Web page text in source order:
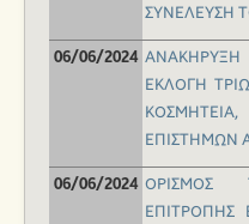
ΣΥΝΕΛΕΥΣΗ
06/06/2024
ΕΚΛΟΓΗ
ΕΠΙΣΤΗΜΩΝ
06/06/2024 ΟΡΙΣΜΟΣ
ΕΠΙΤΡΟΠΗΣ